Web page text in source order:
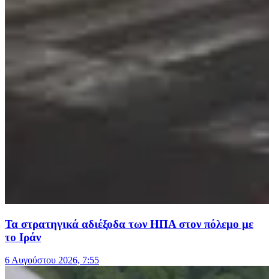
Τα στρατηγικά αδιέξοδα των ΗΠΑ στον πόλεμο με
το Ιράν
6 Αυγούστου 2026, 7:55